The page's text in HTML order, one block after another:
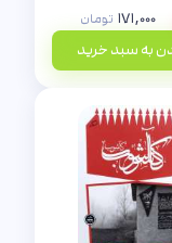
۱۷۱,۰۰۰ تومان
به سبد خرید